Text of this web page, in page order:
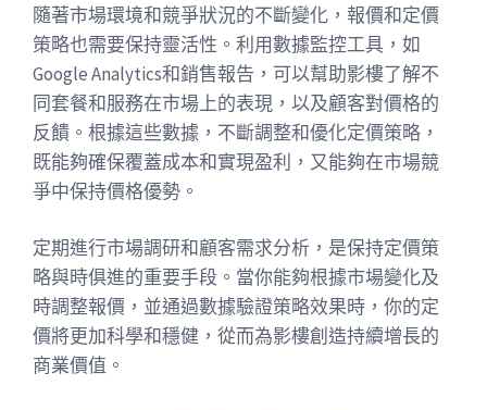
隨著市場環境和競爭狀況的不斷變化，報價和定價
策略也需要保持靈活性。利用數據監控工具，如
Google Analytics和銷售報告，可以幫助影樓了解不
同套餐和服務在市場上的表現，以及顧客對價格的
反饋。根據這些數據，不斷調整和優化定價策略，
既能夠確保覆蓋成本和實現盈利，又能夠在市場競
爭中保持價格優勢。
定期進行市場調研和顧客需求分析，是保持定價策
略與時俱進的重要手段。當你能夠根據市場變化及
時調整報價，並通過數據驗證策略效果時，你的定
價將更加科學和穩健，從而為影樓創造持續增長的
商業價值。